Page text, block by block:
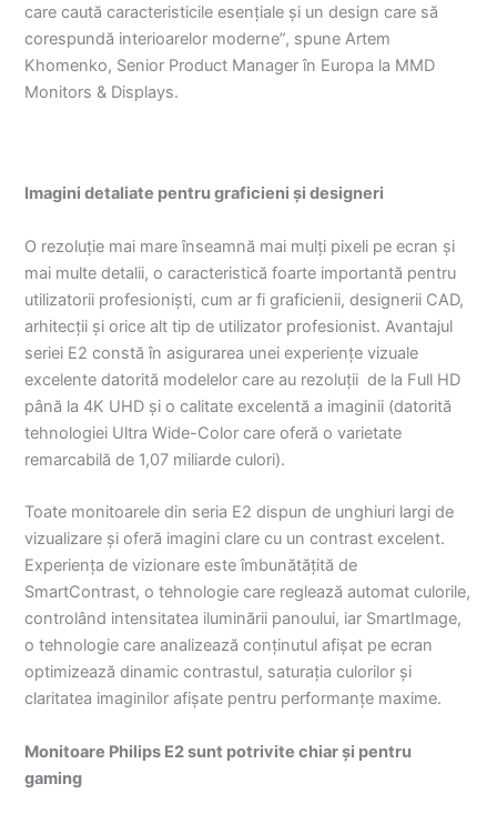
care caută caracteristicile esențiale și un design care să
corespundă interioarelor moderne”, spune Artem
Khomenko, Senior Product Manager în Europa la MMD
Monitors & Displays.
Imagini detaliate pentru graficieni și designeri
O rezoluție mai mare înseamnă mai mulți pixeli pe ecran și
mai multe detalii, o caracteristică foarte importantă pentru
utilizatorii profesioniști, cum ar fi graficienii, designerii CAD,
arhitecții și orice alt tip de utilizator profesionist. Avantajul
seriei E2 constă în asigurarea unei experiențe vizuale
excelente datorită modelelor care au rezoluții de la Full HD
până la 4K UHD și o calitate excelentă a imaginii (datorită
tehnologiei Ultra Wide-Color care oferă o varietate
remarcabilă de 1,07 miliarde culori).
Toate monitoarele din seria E2 dispun de unghiuri largi de
vizualizare și oferă imagini clare cu un contrast excelent.
Experiența de vizionare este îmbunătățită de
SmartContrast, o tehnologie care reglează automat culorile,
controlând intensitatea iluminării panoului, iar SmartImage,
o tehnologie care analizează conținutul afișat pe ecran
optimizează dinamic contrastul, saturația culorilor și
claritatea imaginilor afișate pentru performanțe maxime.
Monitoare Philips E2 sunt potrivite chiar și pentru
gaming